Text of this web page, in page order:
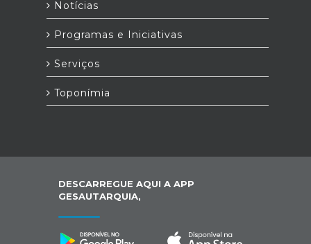
Notícias
Programas e Iniciativas
Serviços
Toponímia
DESCARREGUE AQUI A APP
GESAUTARQUIA,